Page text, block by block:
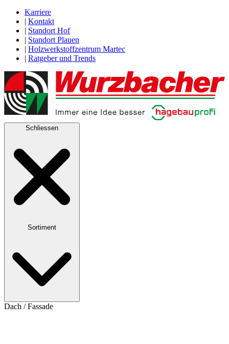
Karriere
| Kontakt
| Standort Hof
| Standort Plauen
| Holzwerkstoffzentrum Martec
| Ratgeber und Trends
Schliessen
Sortiment
Dach / Fassade